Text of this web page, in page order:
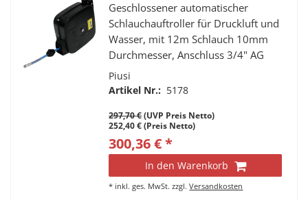
Geschlossener automatischer
Schlauchauftroller für Druckluft und
Wasser, mit 12m Schlauch 10mm
Durchmesser, Anschluss 3/4" AG
Piusi
Artikel Nr.: 5178
297,70 €(UVP Preis Netto)
252,40 € (Preis Netto)
300,36 € *
In den Warenkorb
* inkl. ges. MwSt. zzgl.Versandkosten